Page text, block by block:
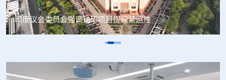
中核辐智正式设立 中国同辐持股90%打通核医疗全产业链